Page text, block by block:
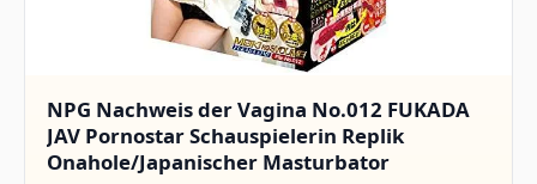
NPG Nachweis der Vagina No.012 FUKADA
JAV Pornostar Schauspielerin Replik
Onahole/Japanischer Masturbator